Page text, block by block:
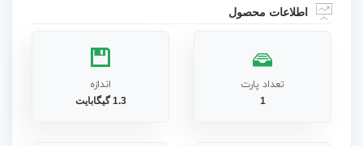
اطلاعات محصول
تعداد پارت
1
اندازه
1.3 گیگابایت